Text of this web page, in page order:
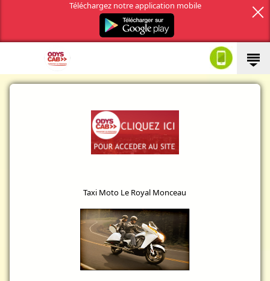
Téléchargez notre application mobile
Taxi Moto Le Royal Monceau